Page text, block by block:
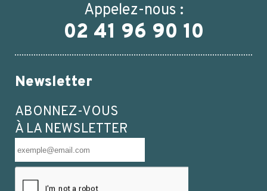
Appelez-nous :
02 41 96 90 10
Newsletter
ABONNEZ-VOUS
À LA NEWSLETTER